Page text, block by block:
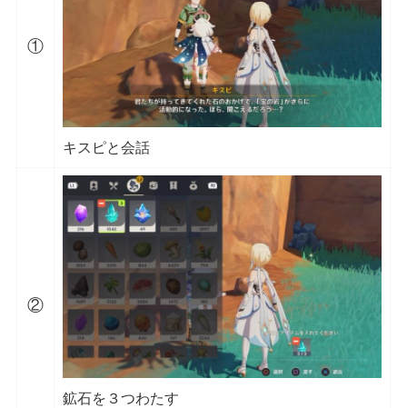
①
キスピと会話
②
鉱石を３つわたす